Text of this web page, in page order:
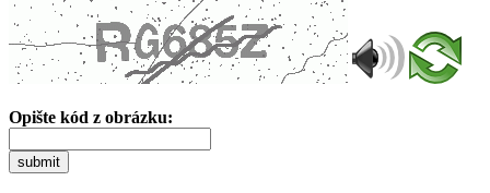
Opište kód z obrázku:
submit